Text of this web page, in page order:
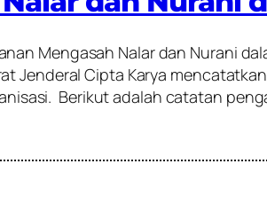
Mengasah Nalar dan Nurani
Jenderal Cipta Karya
Berikut adalah catatan